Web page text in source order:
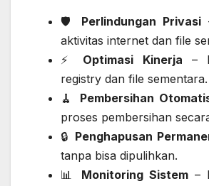
🛡️ Perlindungan Privasi
aktivitas internet dan file
⚡ Optimasi Kinerja –
registry dan file sementara.
🧹 Pembersihan
proses pembersihan
🔒 Penghapusan
tanpa bisa dipulihkan.
📊 Monitoring Sistem –